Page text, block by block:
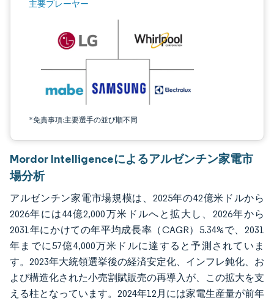
主要プレーヤー
*免責事項:主要選手の並び順不同
画像 © Mordor Intelligence。再利用にはCC BY 4.0の表示が必要です。
Mordor Intelligenceによるアルゼンチン家電市
場分析
アルゼンチン家電市場規模は、2025年の42億米ドルから
2026年には44億2,000万米ドルへと拡大し、2026年から
2031年にかけての年平均成長率（CAGR）5.34%で、2031
年までに57億4,000万米ドルに達すると予測されていま
す。2023年大統領選挙後の経済安定化、インフレ鈍化、お
よび構造化された小売割賦販売の再導入が、この拡大を支
える柱となっています。2024年12月には家電生産量が前年